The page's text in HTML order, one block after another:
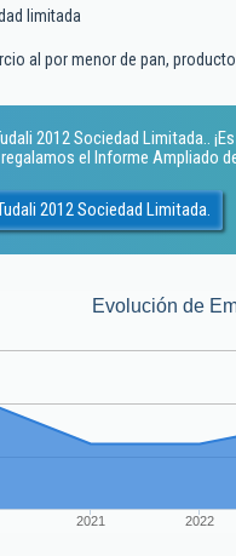
limitada
al por menor de pan,
2012 Sociedad Limitada..
el Informe Ampliado
2012 Sociedad Limitada.
Evolución de
2021 2022